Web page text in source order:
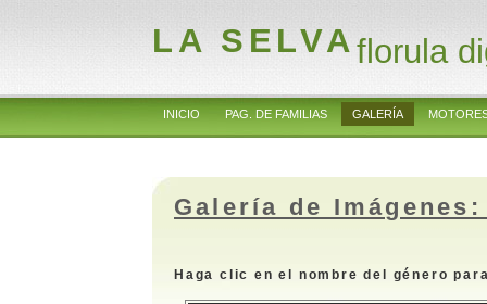
LA SELVAflorula
INICIO PAG. DE FAMILIAS GALERÍA
Galería de
Haga clic en el nombre del género